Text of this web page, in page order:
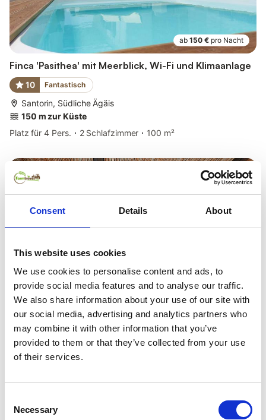
Consent Details About
This website uses cookies
We use cookies to personalise content and ads, to
provide social media features and to analyse our traffic.
We also share information about your use of our site with
our social media, advertising and analytics partners who
may combine it with other information that you’ve
provided to them or that they’ve collected from your use
of their services.
Selection
Necessary
ab 150 € pro Nacht
Finca 'Pasithea' mit Meerblick, Wi-Fi und Klimaanlage
10 Fantastisch
Santorin, Südliche Ägäis
150 m zur Küste
Platz für 4 Pers.
2 Schlafzimmer 100 m²
120 €
Apartment 'Castle Rizaraki 204' mit Meerblick, Wlan
und Klimaanlage
10
200 m zur Küste